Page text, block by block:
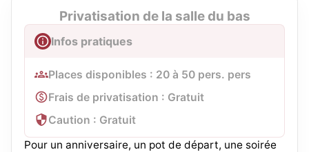
Privatisation de la salle du bas
Infos pratiques
Places disponibles : 20 à 50 pers. pers
Frais de privatisation : Gratuit
Caution : Gratuit
Pour un anniversaire, un pot de départ, une soirée